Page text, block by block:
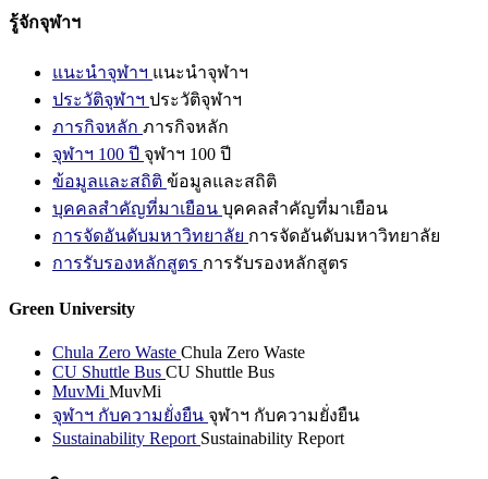
รู้จักจุฬาฯ
แนะนำจุฬาฯ แนะนำจุฬาฯ
ประวัติจุฬาฯ ประวัติจุฬาฯ
ภารกิจหลัก ภารกิจหลัก
จุฬาฯ 100 ปี จุฬาฯ 100 ปี
ข้อมูลและสถิติ ข้อมูลและสถิติ
บุคคลสำคัญที่มาเยือน บุคคลสำคัญที่มาเยือน
การจัดอันดับมหาวิทยาลัย การจัดอันดับมหาวิทยาลัย
การรับรองหลักสูตร การรับรองหลักสูตร
Green University
Chula Zero Waste Chula Zero Waste
CU Shuttle Bus CU Shuttle Bus
MuvMi MuvMi
จุฬาฯ กับความยั่งยืน จุฬาฯ กับความยั่งยืน
Sustainability Report Sustainability Report